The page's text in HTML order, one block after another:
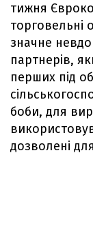
тижня
значне
партнерів,
перших під
боби, для
дозволені